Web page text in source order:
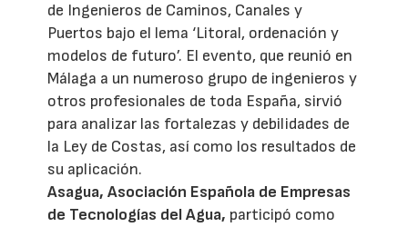
de Ingenieros de Caminos, Canales y
Puertos bajo el lema ‘Litoral, ordenación y
modelos de futuro’. El evento, que reunió en
Málaga a un numeroso grupo de ingenieros y
otros profesionales de toda España, sirvió
para analizar las fortalezas y debilidades de
la Ley de Costas, así como los resultados de
su aplicación.
Asagua, Asociación Española de Empresas
de Tecnologías del Agua, participó como